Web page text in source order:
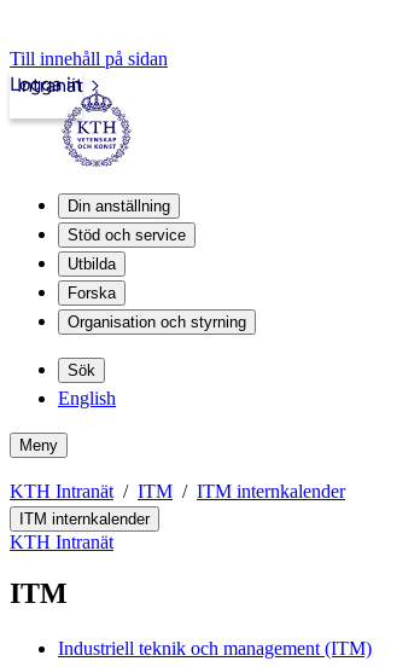
Till innehåll på sidan
Intranät
Logga in
Din anställning
Stöd och service
Utbilda
Forska
Organisation och styrning
Sök
English
Meny
KTH Intranät ITM ITM internkalender
ITM internkalender
KTH Intranät
ITM
Industriell teknik och management (ITM)